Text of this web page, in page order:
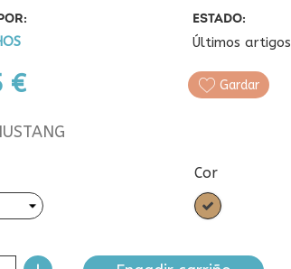
ESTADO:
Últimos artigos
€ Gardar
Cor
Camel